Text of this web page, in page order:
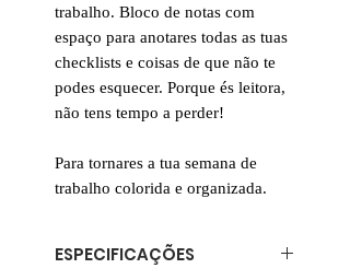
trabalho. Bloco de notas com
espaço para anotares todas as tuas
checklists e coisas de que não te
podes esquecer. Porque és leitora,
não tens tempo a perder!
Para tornares a tua semana de
trabalho colorida e organizada.
ESPECIFICAÇÕES